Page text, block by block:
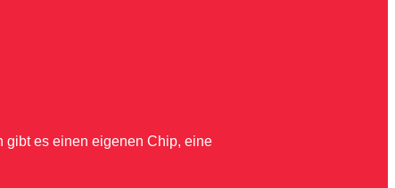
gibt es einen eigenen Chip, eine